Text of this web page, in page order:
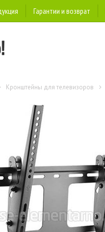
Гарантии и возврат
Кронштейны для телевизоров